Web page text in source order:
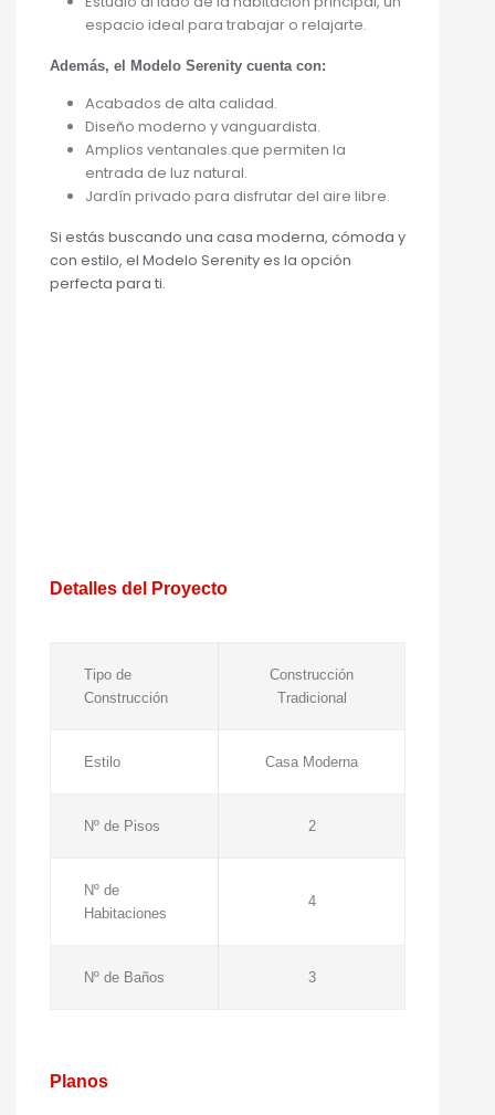
espacio ideal para trabajar o relajarte.
Además, el Modelo Serenity cuenta con:
Acabados de alta calidad.
Diseño moderno y vanguardista.
Amplios ventanales que permiten la
entrada de luz natural.
Jardín privado para disfrutar del aire libre.
Si estás buscando una casa moderna, cómoda y
con estilo, el Modelo Serenity es la opción
perfecta para ti.
Detalles del Proyecto
Tipo de
Construcción
Construcción
Tradicional
Estilo Casa Moderna
Nº de Pisos 2
Nº de
Habitaciones
4
Nº de Baños 3
Planos